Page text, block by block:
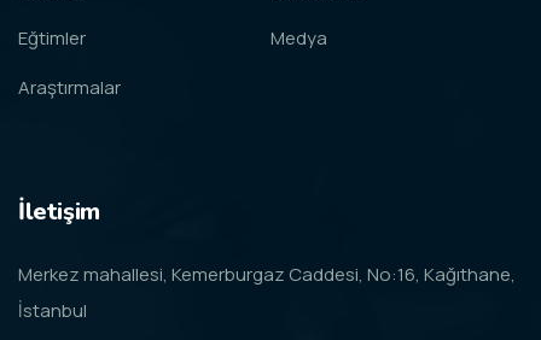
Eğtimler
Araştırmalar
Medya
İletişim
Merkez mahallesi, Kemerburgaz Caddesi, No:16, Kağıthane,
İstanbul